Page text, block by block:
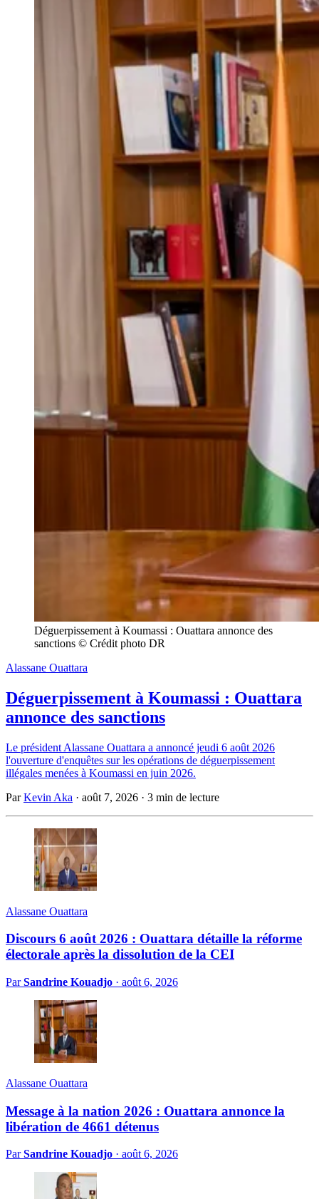
Déguerpissement à Koumassi : Ouattara annonce des
sanctions © Crédit photo DR
Alassane Ouattara
Déguerpissement à Koumassi : Ouattara
annonce des sanctions
Le président Alassane Ouattara a annoncé jeudi 6 août 2026
l'ouverture d'enquêtes sur les opérations de déguerpissement
illégales menées à Koumassi en juin 2026.
ParKevin Aka · août 7, 2026 · 3 min de lecture
Alassane Ouattara
Discours 6 août 2026 : Ouattara détaille la réforme
électorale après la dissolution de la CEI
ParSandrine Kouadjo · août 6, 2026
Alassane Ouattara
Message à la nation 2026 : Ouattara annonce la
libération de 4661 détenus
ParSandrine Kouadjo · août 6, 2026